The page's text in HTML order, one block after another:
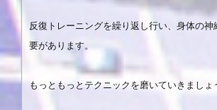
反復トレーニングを繰り返し行い、身体の神
要があります。
もっともっとテクニックを磨いていきましょ